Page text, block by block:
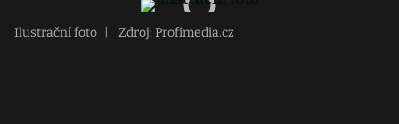
Ilustrační foto Zdroj: Profimedia.cz